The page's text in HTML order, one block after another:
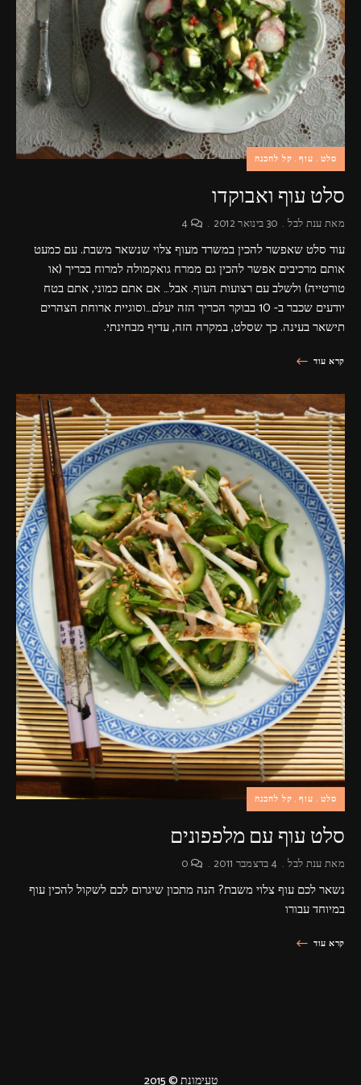
פרסומות,
מדיה
דיגיטלית
ועוד.
סלט עוף קל להכנה
סלט עוף ואבוקדו
מאתענת לבל 30 בינואר 2012
עוד סלט שאפשר להכין במשרד מעוף צלוי שנשאר משבת. עם כמעט
אותם מרכיבים אפשר להכין גם ממרח גואקמולה למרוח בכריך (או
טורטייה) ולשלב עם רצועות העוף. אבל… אם אתם כמוני, אתם בטח
יודעים שכבר ב- 10 בבוקר הכריך הזה יעלם…וסוגיית ארוחת הצהרים
תישאר בעינה. כך שסלט, במקרה הזה, עדיף מבחינתי.
קרא עוד
סלט עוף קל להכנה
סלט עוף עם מלפפונים
מאתענת לבל 4 בדצמבר 2011
נשאר לכם עוף צלוי משבת? הנה מתכון שיגרום לכם לשקול להכין עוף
במיוחד עבורו
קרא עוד